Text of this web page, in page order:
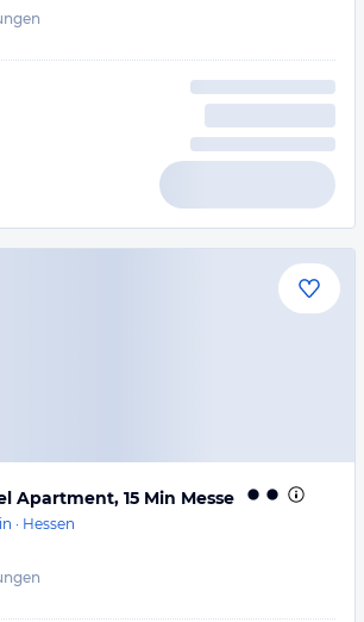
Apartment, 15 Min Messe
· Hessen